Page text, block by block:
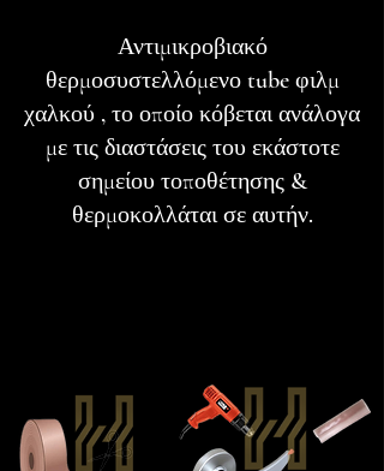
Αντιμικροβιακό
θερμοσυστελλόμενο tube φιλμ
χαλκού , το οποίο κόβεται ανάλογα
με τις διαστάσεις του εκάστοτε
σημείου τοποθέτησης &
θερμοκολλάται σε αυτήν.